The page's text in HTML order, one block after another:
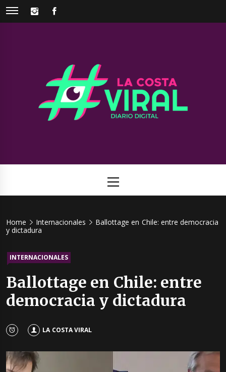
Skip
INSTAGRAM
Viral
Menu
Home Internacionales
Ballottage en Chile: entre democracia
y dictadura
INTERNACIONALES
Ballottage en Chile: entre
democracia y dictadura
LA COSTA VIRAL